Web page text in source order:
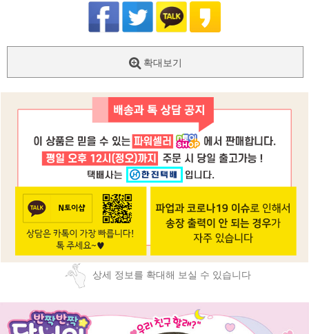
확대보기
상세 정보를 확대해 보실 수 있습니다